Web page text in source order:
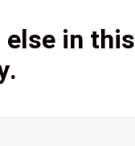
in this